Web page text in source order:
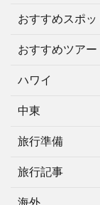
おすすめスポッ
おすすめツアー
ハワイ
中東
旅行準備
旅行記事
海外